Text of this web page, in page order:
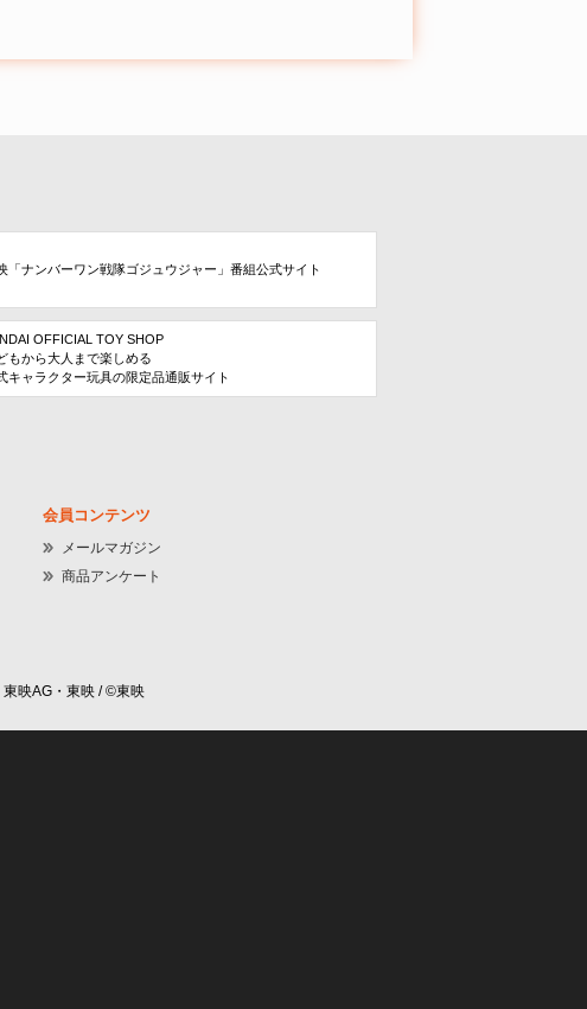
「ナンバーワン戦隊ゴジュウジャー」番組公式サイト
OFFICIAL TOY SHOP
もから大人まで楽しめる
キャラクター玩具の限定品通販サイト
会員コンテンツ
メールマガジン
商品アンケート
映AG・東映 / ©東映